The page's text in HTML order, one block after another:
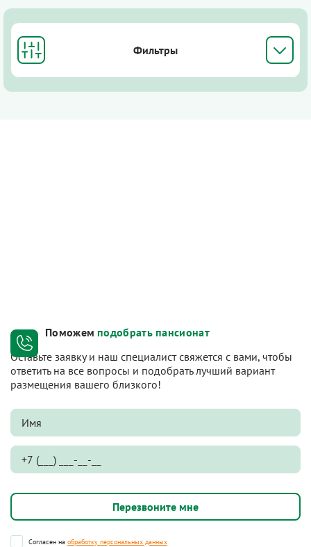
Фильтры
Поможем подобрать пансионат
Оставьте заявку и наш специалист свяжется с вами, чтобы
ответить на все вопросы и подобрать лучший вариант
размещения вашего близкого!
Согласен на обработку персональных данных